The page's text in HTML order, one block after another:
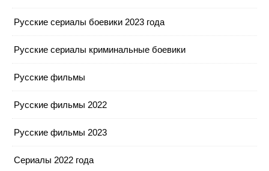
Русские сериалы боевики 2023 года
Русские сериалы криминальные боевики
Русские фильмы
Русские фильмы 2022
Русские фильмы 2023
Сериалы 2022 года